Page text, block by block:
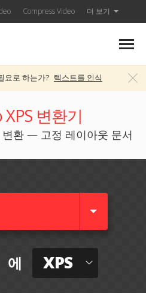
Compress Video 더 보기
요로 하는가? 텍스트를 인식
변환기
변환 — 고정 레이아웃 문서
에 XPS